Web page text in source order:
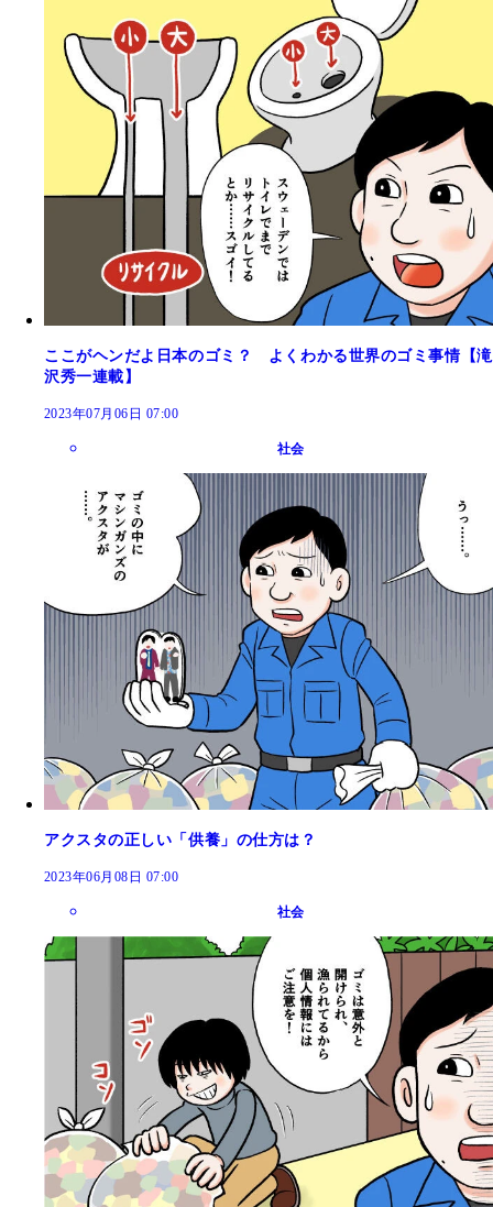
ここがヘンだよ日本のゴミ？ よくわかる世界のゴミ事情【滝
沢秀一連載】
2023年07月06日 07:00
社会
アクスタの正しい「供養」の仕方は？
2023年06月08日 07:00
社会